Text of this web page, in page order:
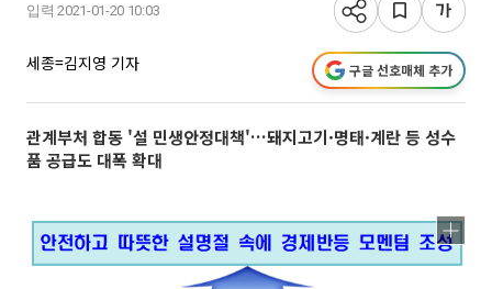
입력 2021-01-20 10:03
세종=김지영 기자 구글 선호매체 추가
관계부처 합동 '설 민생안정대책'…돼지고기·명태·계란 등 성수
품 공급도 대폭 확대